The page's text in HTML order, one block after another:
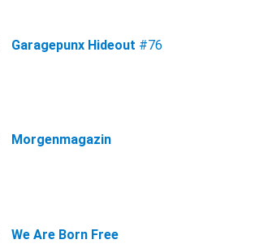
Garagepunx Hideout #76
Morgenmagazin
We Are Born Free